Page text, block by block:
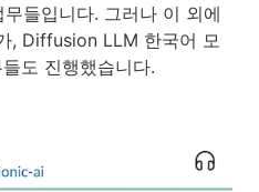
들입니다. 그러나 이 외에
, Diffusion LLM 한국어 모
도 진행했습니다.